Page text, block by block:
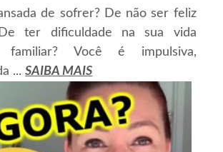
de sofrer? De não ser feliz
ter dificuldade na sua vida
Você é impulsiva,
...SAIBA MAIS